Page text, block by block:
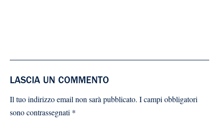
LASCIA UN COMMENTO
Il tuo indirizzo email non sarà pubblicato. I campi obbligatori
sono contrassegnati *